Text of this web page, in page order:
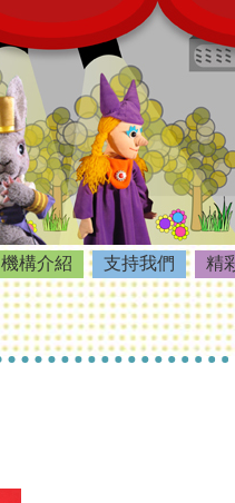
機構介紹 支持我們 精